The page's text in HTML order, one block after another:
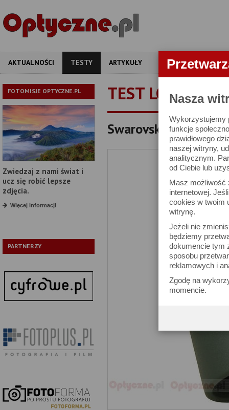
Nasza
Wykorzystujemy
funkcje
prawidłowego
naszej witryny,
analitycznym.
od Ciebie lub
Masz możliwość
internetowej.
cookies w twoim
witrynę.
Jeżeli nie
będziemy
dokumencie tym
sposobu
reklamowych i
Zgodę na
momencie.
AKTUALNOŚCI TESTY ARTYKUŁY APARATY
FOTOMISJE OPTYCZNE.PL
Zwiedzaj z nami świat i
ucz się robić lepsze
zdjęcia.
Więcej informacji
PARTNERZY
TEST LORNETKI
Swarovski SLC